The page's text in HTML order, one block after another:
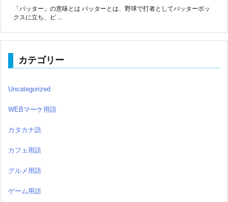
「バッター」の意味とは バッターとは、野球で打者としてバッターボッ
クスに立ち、ピ ...
カテゴリー
Uncategorized
WEBマーケ用語
カタカナ語
カフェ用語
グルメ用語
ゲーム用語